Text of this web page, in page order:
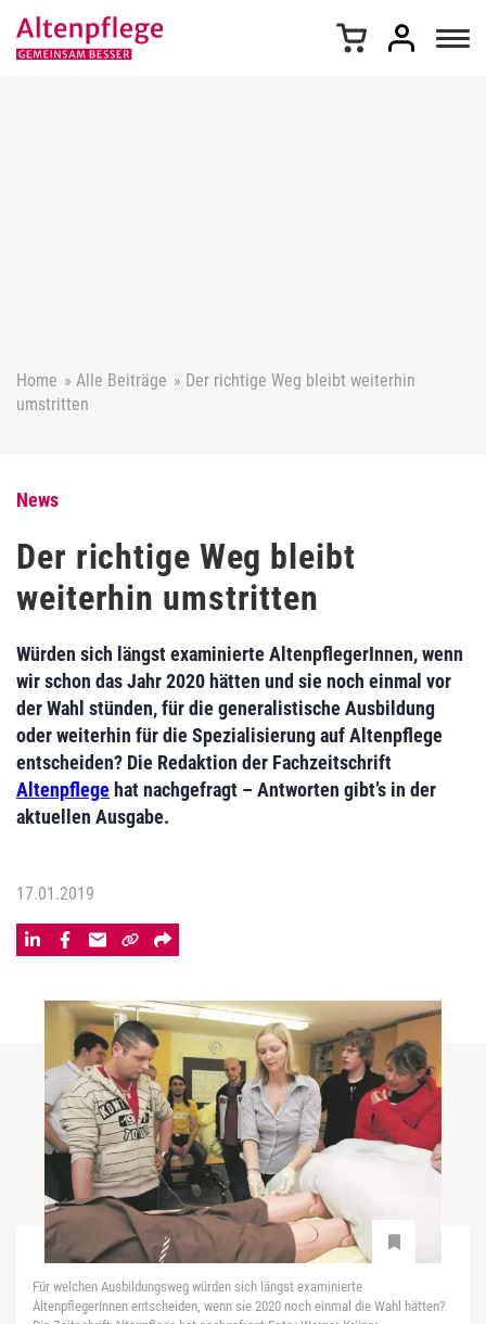
Home » Alle Beiträge » Der richtige Weg bleibt weiterhin
umstritten
News
Der richtige Weg bleibt
weiterhin umstritten
Würden sich längst examinierte AltenpflegerInnen, wenn
wir schon das Jahr 2020 hätten und sie noch einmal vor
der Wahl stünden, für die generalistische Ausbildung
oder weiterhin für die Spezialisierung auf Altenpflege
entscheiden? Die Redaktion der Fachzeitschrift
Altenpflege hat nachgefragt – Antworten gibt’s in der
aktuellen Ausgabe.
17.01.2019
Für welchen Ausbildungsweg würden sich längst examinierte
AltenpflegerInnen entscheiden, wenn sie 2020 noch einmal die Wahl hätten?